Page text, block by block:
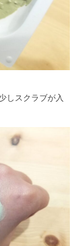
しスクラブが入